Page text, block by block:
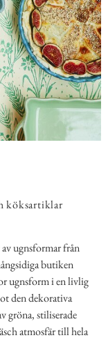
köksartiklar
ugnsformar från
butiken
ugnsform i en livlig
den dekorativa
gröna, stiliserade
atmosfär till hela